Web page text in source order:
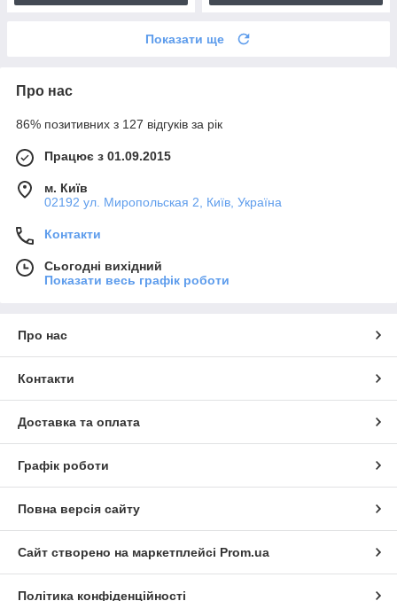
Показати ще
Про нас
86% позитивних з 127 відгуків за рік
Працює з 01.09.2015
м. Київ
02192 ул. Миропольская 2, Київ, Україна
Контакти
Сьогодні вихідний
Показати весь графік роботи
Про нас
Контакти
Доставка та оплата
Графік роботи
Повна версія сайту
Сайт створено на маркетплейсі Prom.ua
Політика конфіденційності